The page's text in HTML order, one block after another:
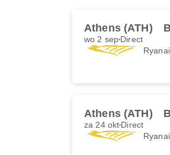
Athens (ATH)
wo 2 sep Direct
Athens (ATH)
za 24 okt Direct